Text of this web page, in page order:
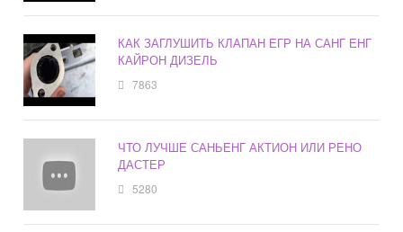
КАК ЗАГЛУШИТЬ КЛАПАН ЕГР НА САНГ ЕНГ
КАЙРОН ДИЗЕЛЬ
7863
ЧТО ЛУЧШЕ САНЬЕНГ АКТИОН ИЛИ РЕНО
ДАСТЕР
5280